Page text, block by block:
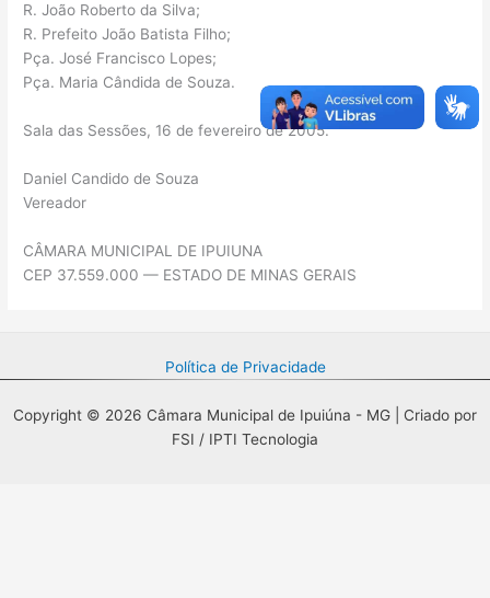
R. João Roberto da Silva;
R. Prefeito João Batista Filho;
Pça. José Francisco Lopes;
Pça. Maria Cândida de Souza.
Sala das Sessões, 16 de fevereiro de 2005.
Daniel Candido de Souza
Vereador
CÂMARA MUNICIPAL DE IPUIUNA
CEP 37.559.000 — ESTADO DE MINAS GERAIS
Política de Privacidade
Copyright © 2026 Câmara Municipal de Ipuiúna - MG | Criado por
FSI / IPTI Tecnologia